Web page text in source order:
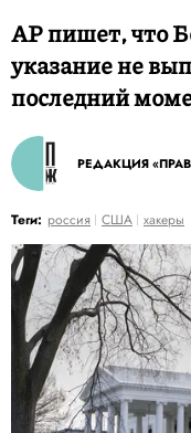
AP пишет, что
указание не
последний
РЕДАКЦИЯ
Теги: россия США хакеры